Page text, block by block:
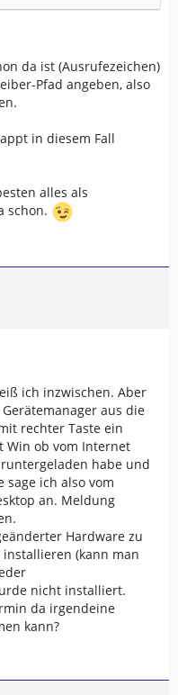
da ist (Ausrufezeichen)
Pfad angeben, also
in diesem Fall
alles als
schon.
ich inzwischen. Aber
aus die
rechter Taste ein
Win ob vom Internet
habe und
sage ich also vom
an. Meldung
Hardware zu
(kann man
nicht installiert.
da irgendeine
kann?